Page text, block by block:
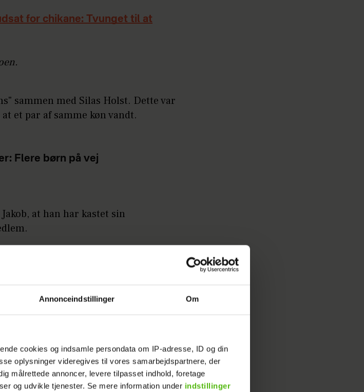
Annonceindstillinger Om
cookies og indsamle persondata om IP-adresse, ID og din
oplysninger videregives til vores samarbejdspartnere, der
målrettede annoncer, levere tilpasset indhold, foretage
og udvikle tjenester. Se mere information under indstillinger
for chikane: Tvunget til at
sammen med Silas Holst. Dette var
et par af samme køn vandt.
Flere børn på vej
at han har kastet sin
og meget legesyg. Jeg er forelsket,
efter Gai